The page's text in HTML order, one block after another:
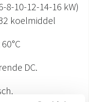
8-10-12-14-16 kW)
koelmiddel
DC.